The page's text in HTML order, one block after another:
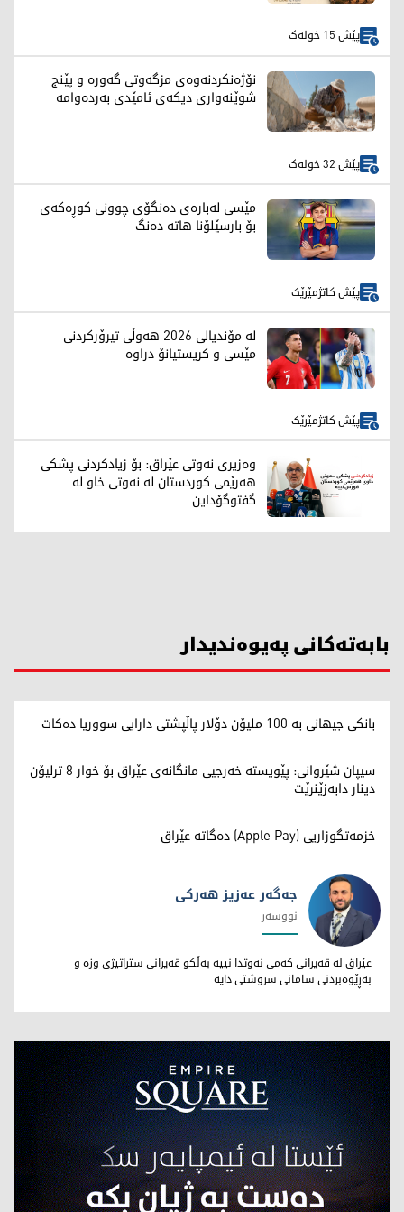
پێش 15 خولەک
نۆژەنکردنەوەی مزگەوتی گەورە و پێنج
شوێنەواری دیکەی ئامێدی بەردەوامە
پێش 32 خولەک
مێسی لەبارەی دەنگۆی چوونی کوڕەکەی
بۆ بارسێلۆنا هاتە دەنگ
پێش کاتژمێرێک
لە مۆندیالی 2026 هەوڵی تیرۆرکردنی
مێسی و کریستیانۆ دراوە
پێش کاتژمێرێک
وەزیری نەوتی عێراق: بۆ زیادکردنی پشکی
هەرێمی کوردستان لە نەوتی خاو لە
گفتوگۆداین
بابەتەکانی پەیوەندیدار
بانکی جیهانی بە 100 ملیۆن دۆلار پاڵپشتی دارایی سووریا دەکات
سیپان شێروانی: پێویستە خەرجیی مانگانەی عێراق بۆ خوار 8 ترلیۆن
دینار دابەزێنرێت
خزمەتگوزاریی (Apple Pay) دەگاتە عێراق
جەگەر عەزیز هەرکی
جەگەر عەزیز هەرکی
نووسەر
عێراق لە قەیرانی کەمی نەوتدا نییە بەڵکو قەیرانی ستراتیژی وزە و
بەڕێوەبردنی سامانی سروشتی دایە